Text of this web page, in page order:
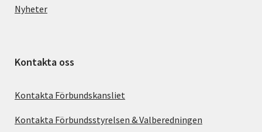
Nyheter
Kontakta oss
Kontakta Förbundskansliet
Kontakta Förbundsstyrelsen & Valberedningen